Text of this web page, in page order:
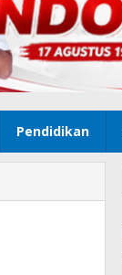
Pendidikan